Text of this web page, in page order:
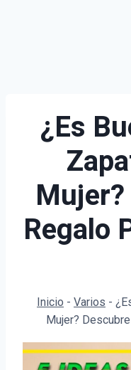
¿Es
Regalo
Inicio - Varios -
Mujer?